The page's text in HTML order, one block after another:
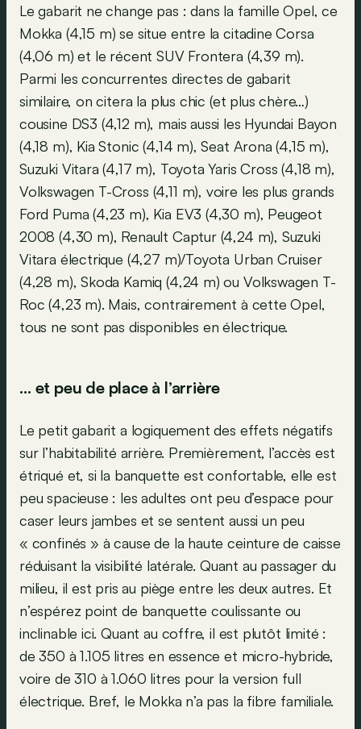
Le gabarit ne change pas : dans la famille Opel, ce
Mokka (4,15 m) se situe entre la citadine Corsa
(4,06 m) et le récent SUV Frontera (4,39 m).
Parmi les concurrentes directes de gabarit
similaire, on citera la plus chic (et plus chère…)
cousine DS3 (4,12 m), mais aussi les Hyundai Bayon
(4,18 m), Kia Stonic (4,14 m), Seat Arona (4,15 m),
Suzuki Vitara (4,17 m), Toyota Yaris Cross (4,18 m),
Volkswagen T-Cross (4,11 m), voire les plus grands
Ford Puma (4,23 m), Kia EV3 (4,30 m), Peugeot
2008 (4,30 m), Renault Captur (4,24 m), Suzuki
Vitara électrique (4,27 m)/Toyota Urban Cruiser
(4,28 m), Skoda Kamiq (4,24 m) ou Volkswagen T-
Roc (4,23 m). Mais, contrairement à cette Opel,
tous ne sont pas disponibles en électrique.
… et peu de place à l’arrière
Le petit gabarit a logiquement des effets négatifs
sur l’habitabilité arrière. Premièrement, l’accès est
étriqué et, si la banquette est confortable, elle est
peu spacieuse : les adultes ont peu d’espace pour
caser leurs jambes et se sentent aussi un peu
« confinés » à cause de la haute ceinture de caisse
réduisant la visibilité latérale. Quant au passager du
milieu, il est pris au piège entre les deux autres. Et
n’espérez point de banquette coulissante ou
inclinable ici. Quant au coffre, il est plutôt limité :
de 350 à 1.105 litres en essence et micro-hybride,
voire de 310 à 1.060 litres pour la version full
électrique. Bref, le Mokka n’a pas la fibre familiale.